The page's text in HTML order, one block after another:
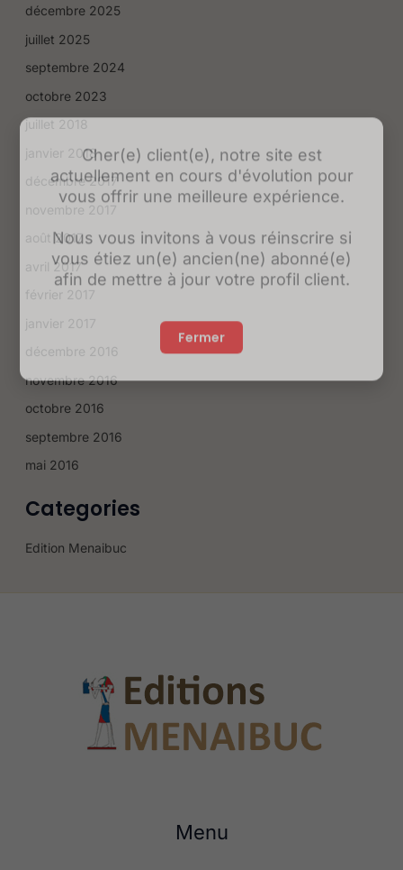
Cher(e) client(e), notre site est
actuellement en cours d'évolution pour
vous offrir une meilleure expérience.
Nous vous invitons à vous réinscrire si
vous étiez un(e) ancien(ne) abonné(e)
afin de mettre à jour votre profil client.
Fermer
décembre 2025
juillet 2025
septembre 2024
octobre 2023
juillet 2018
janvier 2018
décembre 2017
novembre 2017
août 2017
avril 2017
février 2017
janvier 2017
décembre 2016
novembre 2016
octobre 2016
septembre 2016
mai 2016
Categories
Edition Menaibuc
Menu